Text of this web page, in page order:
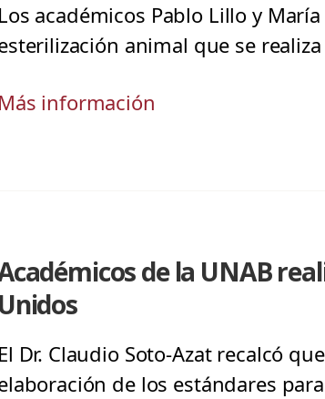
Los académicos Pablo Lillo y
animal que se
Más información
de la UNAB
Unidos
El Dr. Claudio Soto-Azat recalcó
de los estándares